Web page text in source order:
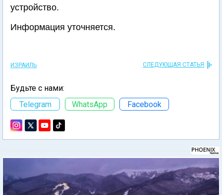
устройство.
Информация уточняется.
ИЗРАИЛЬ СЛЕДУЮЩАЯ СТАТЬЯ
Будьте с нами:
Telegram
WhatsApp Facebook